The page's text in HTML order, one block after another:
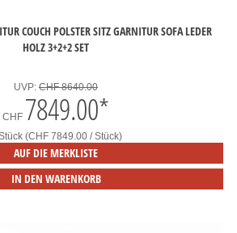
COUCH POLSTER SITZ GARNITUR SOFA LEDER
HOLZ 3+2+2 SET
UVP: CHF 8640.00
CHF 7849.00*
(CHF 7849.00 / Stück)
AUF DIE MERKLISTE
IN DEN WARENKORB